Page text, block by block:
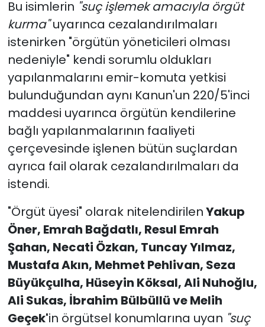
Bu isimlerin "suç işlemek amacıyla örgüt
kurma"uyarınca cezalandırılmaları
istenirken "örgütün yöneticileri olması
nedeniyle" kendi sorumlu oldukları
yapılanmalarını emir-komuta yetkisi
bulunduğundan aynı Kanun'un 220/5'inci
maddesi uyarınca örgütün kendilerine
bağlı yapılanmalarının faaliyeti
çerçevesinde işlenen bütün suçlardan
ayrıca fail olarak cezalandırılmaları da
istendi.
"Örgüt üyesi" olarak nitelendirilenYakup
Öner, Emrah Bağdatlı, Resul Emrah
Şahan, Necati Özkan, Tuncay Yılmaz,
Mustafa Akın, Mehmet Pehlivan, Seza
Büyükçulha, Hüseyin Köksal, Ali Nuhoğlu,
Ali Sukas, İbrahim Bülbüllü ve Melih
Geçek'in örgütsel konumlarına uyan "suç